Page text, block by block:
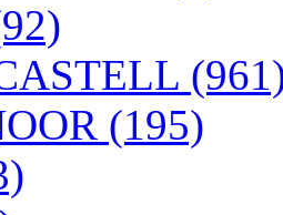
(195)